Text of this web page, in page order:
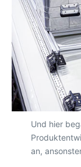
Und hier
an,